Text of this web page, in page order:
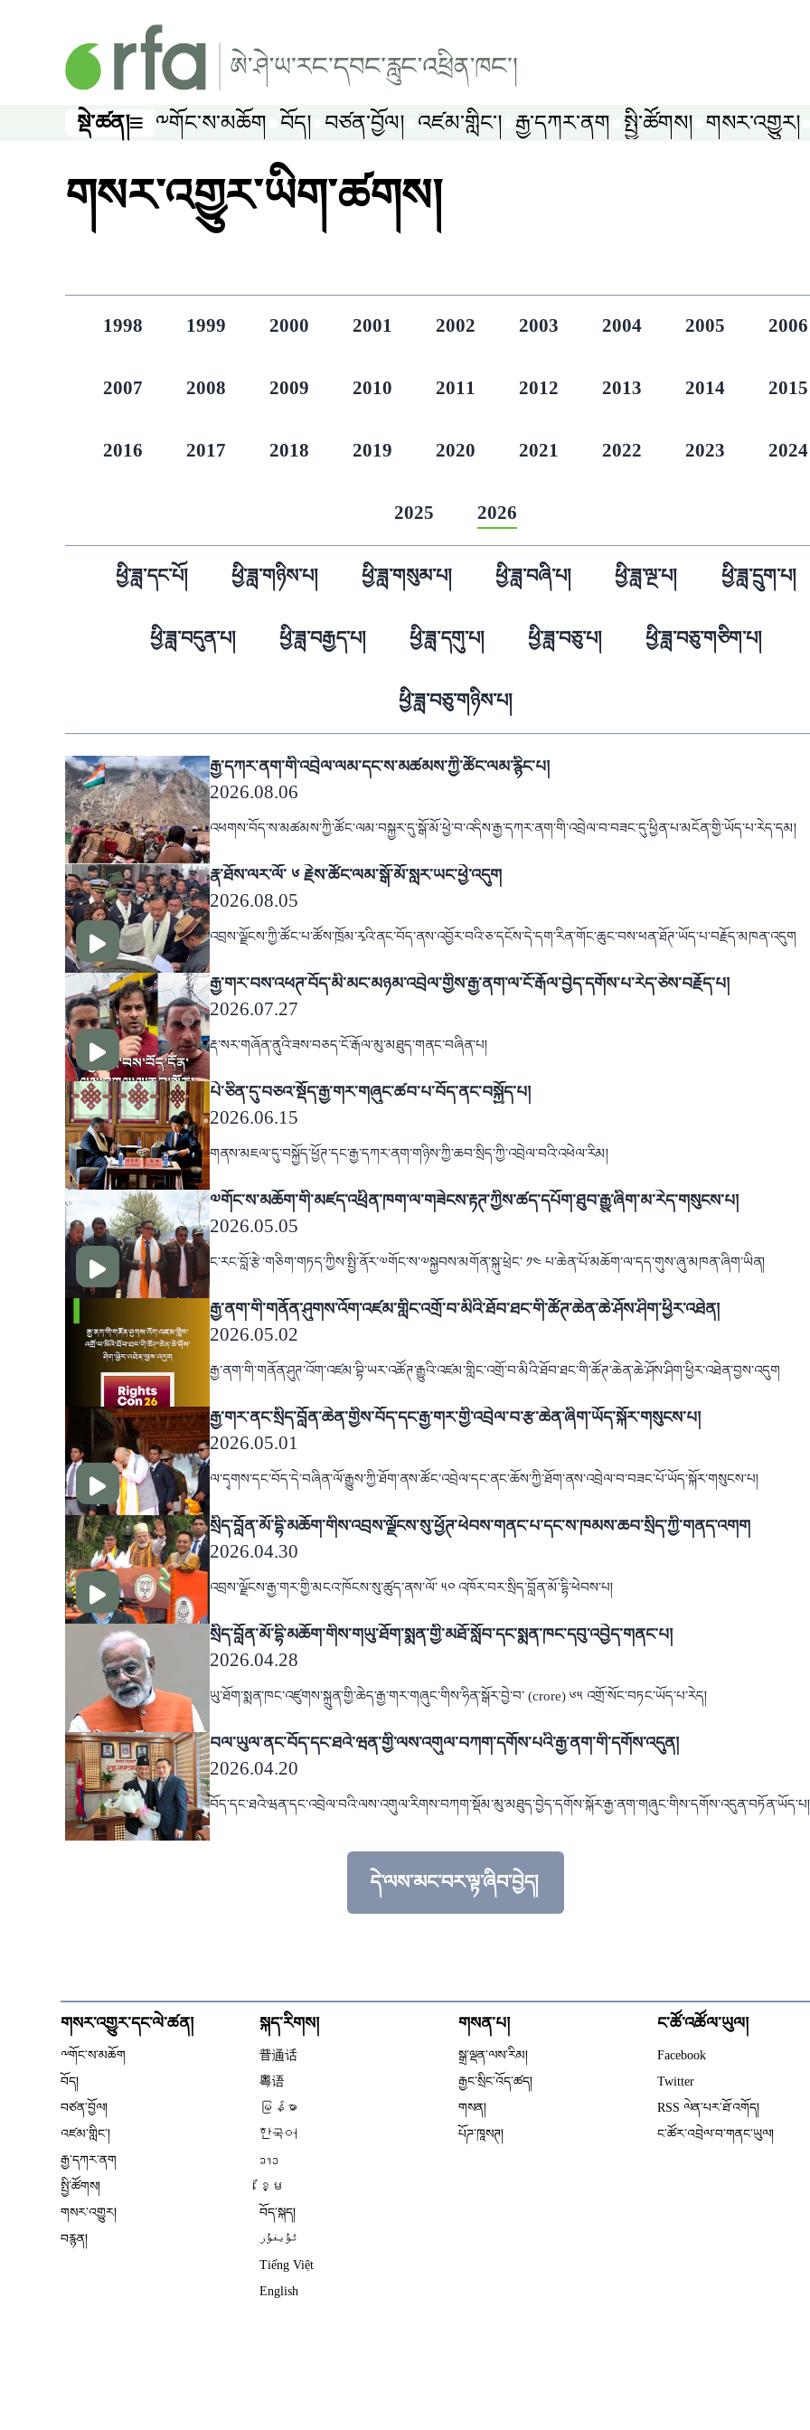
ནང་དོན་གཙོ་བོར་མཆོང་།
སྡེ་ཚན།
སྡེ་ཚན། ༸གོང་ས་མཆོག བོད། བཙན་བྱོལ། འཛམ་གླིང༌། རྒྱ་དཀར་ནག སྤྱི་ཚོགས། གསར་འགྱུར།
གསར་འགྱུར་ཡིག་ཚགས།
1998 1999 2000 2001 2002 2003 2004 2005 2006
2007 2008 2009 2010 2011 2012 2013 2014 2015
2016 2017 2018 2019 2020 2021 2022 2023 2024
2025 2026
ཕྱི་ཟླ་དང་པོ། ཕྱི་ཟླ་གཉིས་པ། ཕྱི་ཟླ་གསུམ་པ། ཕྱི་ཟླ་བཞི་པ། ཕྱི་ཟླ་ལྔ་པ། ཕྱི་ཟླ་དྲུག་པ།
ཕྱི་ཟླ་བདུན་པ། ཕྱི་ཟླ་བརྒྱད་པ། ཕྱི་ཟླ་དགུ་པ། ཕྱི་ཟླ་བཅུ་པ། ཕྱི་ཟླ་བཅུ་གཅིག་པ།
ཕྱི་ཟླ་བཅུ་གཉིས་པ།
རྒྱ་དཀར་ནག་གི་འབྲེལ་ལམ་དང་ས་མཚམས་ཀྱི་ཚོང་ལམ་རྙིང་པ།
2026.08.06
འཕགས་བོད་ས་མཚམས་ཀྱི་ཚོང་ལམ་བསྐྱར་དུ་སྒོ་མོ་ཕྱེ་བ་འདིས་རྒྱ་དཀར་ནག་གི་འབྲེལ་བ་བཟང་དུ་ཕྱིན་པ་མངོན་གྱི་ཡོད་པ་རེད་དམ།
རྣ་ཐོས་ལར་ལོ་ ༦ རྗེས་ཚོང་ལམ་སྒོ་མོ་སླར་ཡང་ཕྱེ་འདུག
2026.08.05
འབྲས་ལྗོངས་ཀྱི་ཚོང་པ་ཚོས་ཁྲོམ་རྭའི་ནང་བོད་ནས་འབྱོར་བའི་ཅ་དངོས་དེ་དག་རིན་གོང་ཆུང་བས་ཕན་ཐོཊ་ཡོད་པ་བརྗོད་མཁན་འདུག
རྒྱ་གར་བས་འཕཊ་བོད་མི་མང་མཉམ་འབྲེལ་གྱིས་རྒྱ་ནག་ལ་ངོ་རྒོལ་བྱེད་དགོས་པ་རེད་ཅེས་བརྗོད་པ།
2026.07.27
རྡ་སར་གཞོན་ནུའི་ཟས་བཅད་ངོ་རྒོལ་མུ་མཐུད་གནང་བཞིན་པ།
པེ་ཅིན་དུ་བཅའ་སྡོད་རྒྱ་གར་གཞུང་ཚབ་པ་བོད་ནང་བསྐྱོད་པ།
2026.06.15
གནས་མཇལ་དུ་བསྐྱོད་ཕྱོཊ་དང་རྒྱ་དཀར་ནག་གཉིས་ཀྱི་ཆབ་སྲིད་ཀྱི་འབྲེལ་བའི་འཕེལ་རིམ།
༧གོང་ས་མཆོག་གི་མཛད་འཕྲིན་ཁག་ལ་གཟེངས་རྟཊ་ཀྱིས་ཚད་དཔོག་ཐུབ་རྒྱུ་ཞིག་མ་རེད་གསུངས་པ།
2026.05.05
ང་རང་བློ་རྩེ་གཅིག་གཏད་ཀྱིས་སྤྱི་ནོར་༧གོང་ས་༧སྐྱབས་མགོན་སྐུ་ཕྲེང་ ༡༤ པ་ཆེན་པོ་མཆོག་ལ་དད་གུས་ཞུ་མཁན་ཞིག་ཡིན།
རྒྱ་ནག་གི་གནོན་ཤུགས་འོག་འཛམ་གླིང་འགྲོ་བ་མིའི་ཐོབ་ཐང་གི་ཚོཊ་ཆེན་ཆེ་ཤོས་ཤིག་ཕྱིར་འཐེན།
2026.05.02
རྒྱ་ནག་གི་གནོན་ཤུཊ་འོག་འཛམ་བྷི་ཡར་འཚོཊ་རྒྱུའི་འཛམ་གླིང་འགྲོ་བ་མིའི་ཐོབ་ཐང་གི་ཚོཊ་ཆེན་ཆེ་ཤོས་ཤིག་ཕྱིར་འཐེན་བྱས་འདུག
རྒྱ་གར་ནང་སྲིད་བློན་ཆེན་གྱིས་བོད་དང་རྒྱ་གར་གྱི་འབྲེལ་བ་རྩ་ཆེན་ཞིག་ཡོད་སྐོར་གསུངས་པ།
2026.05.01
ལ་དྭགས་དང་བོད་དེ་བཞིན་ལོ་རྒྱུས་ཀྱི་ཐོག་ནས་ཚོང་འབྲེལ་དང་ནང་ཆོས་ཀྱི་ཐོག་ནས་འབྲེལ་བ་བཟང་པོ་ཡོད་སྐོར་གསུངས་པ།
སྲིད་བློན་མོ་དྷི་མཆོག་གིས་འབྲས་ལྗོངས་སུ་ཕྱོཊ་ཕེབས་གནང་པ་དང་ས་ཁམས་ཆབ་སྲིད་ཀྱི་གནད་འགག
2026.04.30
འབྲས་ལྗོངས་རྒྱ་གར་གྱི་མངའ་ཁོངས་སུ་ཚུད་ནས་ལོ་ ༥༠ འཁོར་བར་སྲིད་བློན་མོ་དྷི་ཕེབས་པ།
སྲིད་བློན་མོ་དྷི་མཆོག་གིས་གཡུ་ཐོག་སྨན་གྱི་མཐོ་སློབ་དང་སྨན་ཁང་དབུ་འབྱེད་གནང་པ།
2026.04.28
ཡུ་ཐོག་སྨན་ཁང་འཛུགས་སྐྲུན་གྱི་ཆེད་རྒྱ་གར་གཞུང་གིས་ཧིན་སྒོར་བྱེ་བ་ (crore) ༦༥ འགྲོ་སོང་བཏང་ཡོད་པ་རེད།
བལ་ཡུལ་ནང་བོད་དང་ཐའེ་ཝན་གྱི་ལས་འགུལ་བཀག་དགོས་པའི་རྒྱ་ནག་གི་དགོས་འདུན།
2026.04.20
བོད་དང་ཐའེ་ཝན་དང་འབྲེལ་བའི་ལས་འགུལ་རིགས་བཀག་སྡོམ་མུ་མཐུད་བྱེད་དགོས་སྐོར་རྒྱ་ནག་གཞུང་གིས་དགོས་འདུན་བཏོན་ཡོད་པ།
བརྗོད་བྱ་འདིའི་སྐོར་གྱི་སྒྲུང་གཏམ་དེ་ལས་མང་བར་ལྟ་ཞིབ་བྱེད།
དེ་ལས་མང་བར་ལྟ་ཞིབ་བྱེད།
གསར་འགྱུར་དང་ལེ་ཚན།
༸གོང་ས་མཆོག
བོད།
བཙན་བྱོལ།
འཛམ་གླིང༌།
རྒྱ་དཀར་ནག
སྤྱི་ཚོགས།
གསར་འགྱུར།
བརྙན།
སྐད་རིགས།
普通话
粤语
မြန်မာ
한국어
ລາວ
ខ្មែ
བོད་སྐད།
ئۇيغۇر
Tiếng Việt
English
གསན་པ།
སྒྲ་ལྡན་ལས་རིམ།
རྒྱང་སྲིང་འོད་ཚད།
གསན།
པོཌ་ཁཱསཊ།
ང་ཚོ་འཚོལ་ཡུལ།
Facebook
Twitter
RSS ལེན་པར་ཐོ་འགོད།
ང་ཚོར་འབྲེལ་བ་གནང་ཡུལ།